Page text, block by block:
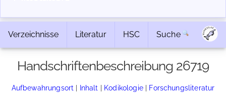
Verzeichnisse Literatur HSC Suche
Handschriftenbeschreibung 26719
Aufbewahrungsort | Inhalt | Kodikologie| Forschungsliteratur